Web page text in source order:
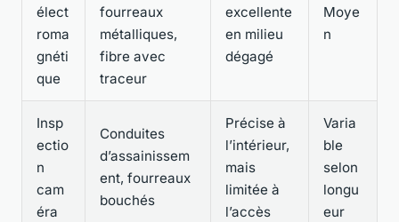
élect
roma
gnéti
que
fourreaux
métalliques,
fibre avec
traceur
excellente
en milieu
dégagé
Moye
n
Insp
ectio
n
cam
éra
Conduites
d’assainissem
ent, fourreaux
bouchés
Précise à
l’intérieur,
mais
limitée à
l’accès
Varia
ble
selon
longu
eur